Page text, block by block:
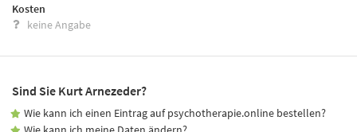
Kosten
keine Angabe
Sind Sie Kurt Arnezeder?
Wie kann ich einen Eintrag auf psychotherapie.online bestellen?